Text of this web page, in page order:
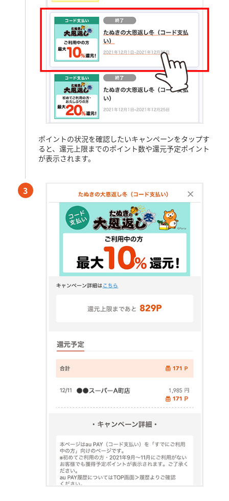
ポイントの状況を確認したいキャンペーンをタップす
ると、還元上限までのポイント数や還元予定ポイント
が表示されます。
3